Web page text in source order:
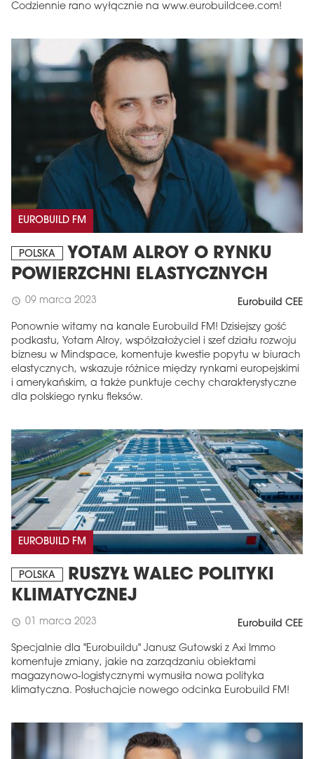
Codziennie rano wyłącznie na www.eurobuildcee.com!
EUROBUILD FM
POLSKA
YOTAM ALROY O RYNKU
POWIERZCHNI ELASTYCZNYCH
schedule 09 marca 2023 Eurobuild CEE
Ponownie witamy na kanale Eurobuild FM! Dzisiejszy gość
podkastu, Yotam Alroy, współzałożyciel i szef działu rozwoju
biznesu w Mindspace, komentuje kwestie popytu w biurach
elastycznych, wskazuje różnice między rynkami europejskimi
i amerykańskim, a także punktuje cechy charakterystyczne
dla polskiego rynku fleksów.
EUROBUILD FM
POLSKA
RUSZYŁ WALEC POLITYKI
KLIMATYCZNEJ
schedule 01 marca 2023 Eurobuild CEE
Specjalnie dla "Eurobuildu" Janusz Gutowski z Axi Immo
komentuje zmiany, jakie na zarządzaniu obiektami
magazynowo-logistycznymi wymusiła nowa polityka
klimatyczna. Posłuchajcie nowego odcinka Eurobuild FM!